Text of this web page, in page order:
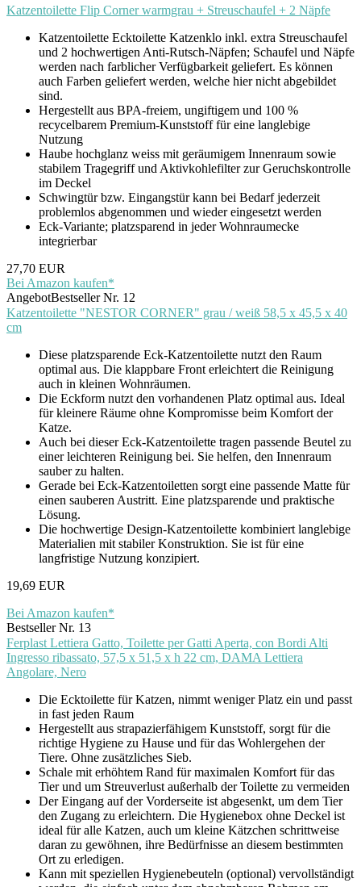
Katzentoilette Flip Corner warmgrau + Streuschaufel + 2 Näpfe
Katzentoilette Ecktoilette Katzenklo inkl. extra Streuschaufel
und 2 hochwertigen Anti-Rutsch-Näpfen; Schaufel und Näpfe
werden nach farblicher Verfügbarkeit geliefert. Es können
auch Farben geliefert werden, welche hier nicht abgebildet
sind.
Hergestellt aus BPA-freiem, ungiftigem und 100 %
recycelbarem Premium-Kunststoff für eine langlebige
Nutzung
Haube hochglanz weiss mit geräumigem Innenraum sowie
stabilem Tragegriff und Aktivkohlefilter zur Geruchskontrolle
im Deckel
Schwingtür bzw. Eingangstür kann bei Bedarf jederzeit
problemlos abgenommen und wieder eingesetzt werden
Eck-Variante; platzsparend in jeder Wohnraumecke
integrierbar
27,70 EUR
Bei Amazon kaufen*
AngebotBestseller Nr. 12
Katzentoilette "NESTOR CORNER" grau / weiß 58,5 x 45,5 x 40
cm
Diese platzsparende Eck-Katzentoilette nutzt den Raum
optimal aus. Die klappbare Front erleichtert die Reinigung
auch in kleinen Wohnräumen.
Die Eckform nutzt den vorhandenen Platz optimal aus. Ideal
für kleinere Räume ohne Kompromisse beim Komfort der
Katze.
Auch bei dieser Eck-Katzentoilette tragen passende Beutel zu
einer leichteren Reinigung bei. Sie helfen, den Innenraum
sauber zu halten.
Gerade bei Eck-Katzentoiletten sorgt eine passende Matte für
einen sauberen Austritt. Eine platzsparende und praktische
Lösung.
Die hochwertige Design-Katzentoilette kombiniert langlebige
Materialien mit stabiler Konstruktion. Sie ist für eine
langfristige Nutzung konzipiert.
19,69 EUR
Bei Amazon kaufen*
Bestseller Nr. 13
Ferplast Lettiera Gatto, Toilette per Gatti Aperta, con Bordi Alti
Ingresso ribassato, 57,5 x 51,5 x h 22 cm, DAMA Lettiera
Angolare, Nero
Die Ecktoilette für Katzen, nimmt weniger Platz ein und passt
in fast jeden Raum
Hergestellt aus strapazierfähigem Kunststoff, sorgt für die
richtige Hygiene zu Hause und für das Wohlergehen der
Tiere. Ohne zusätzliches Sieb.
Schale mit erhöhtem Rand für maximalen Komfort für das
Tier und um Streuverlust außerhalb der Toilette zu vermeiden
Der Eingang auf der Vorderseite ist abgesenkt, um dem Tier
den Zugang zu erleichtern. Die Hygienebox ohne Deckel ist
ideal für alle Katzen, auch um kleine Kätzchen schrittweise
daran zu gewöhnen, ihre Bedürfnisse an diesem bestimmten
Ort zu erledigen.
Kann mit speziellen Hygienebeuteln (optional) vervollständigt